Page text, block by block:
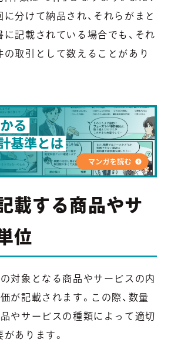
に分けて納品され、それらがまと
記載されている場合でも、それ
の取引として数えることがあり
載する商品やサ
位
対象となる商品やサービスの内
が記載されます。この際、数量
品やサービスの種類によって適切
あります。